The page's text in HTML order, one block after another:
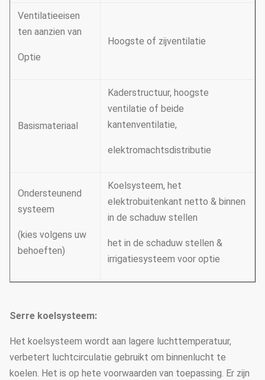
Ventilatieeisen
ten aanzien van
Optie
Hoogste of zijventilatie
Basismateriaal
Kaderstructuur, hoogste
ventilatie of beide
kantenventilatie,
elektromachtsdistributie
Ondersteunend
systeem
(kies volgens uw
behoeften)
Koelsysteem, het
elektrobuitenkant netto & binnen
in de schaduw stellen
het in de schaduw stellen &
irrigatiesysteem voor optie
Serre koelsysteem:
Het koelsysteem wordt aan lagere luchttemperatuur,
verbetert luchtcirculatie gebruikt om binnenlucht te
koelen. Het is op hete voorwaarden van toepassing. Er zijn